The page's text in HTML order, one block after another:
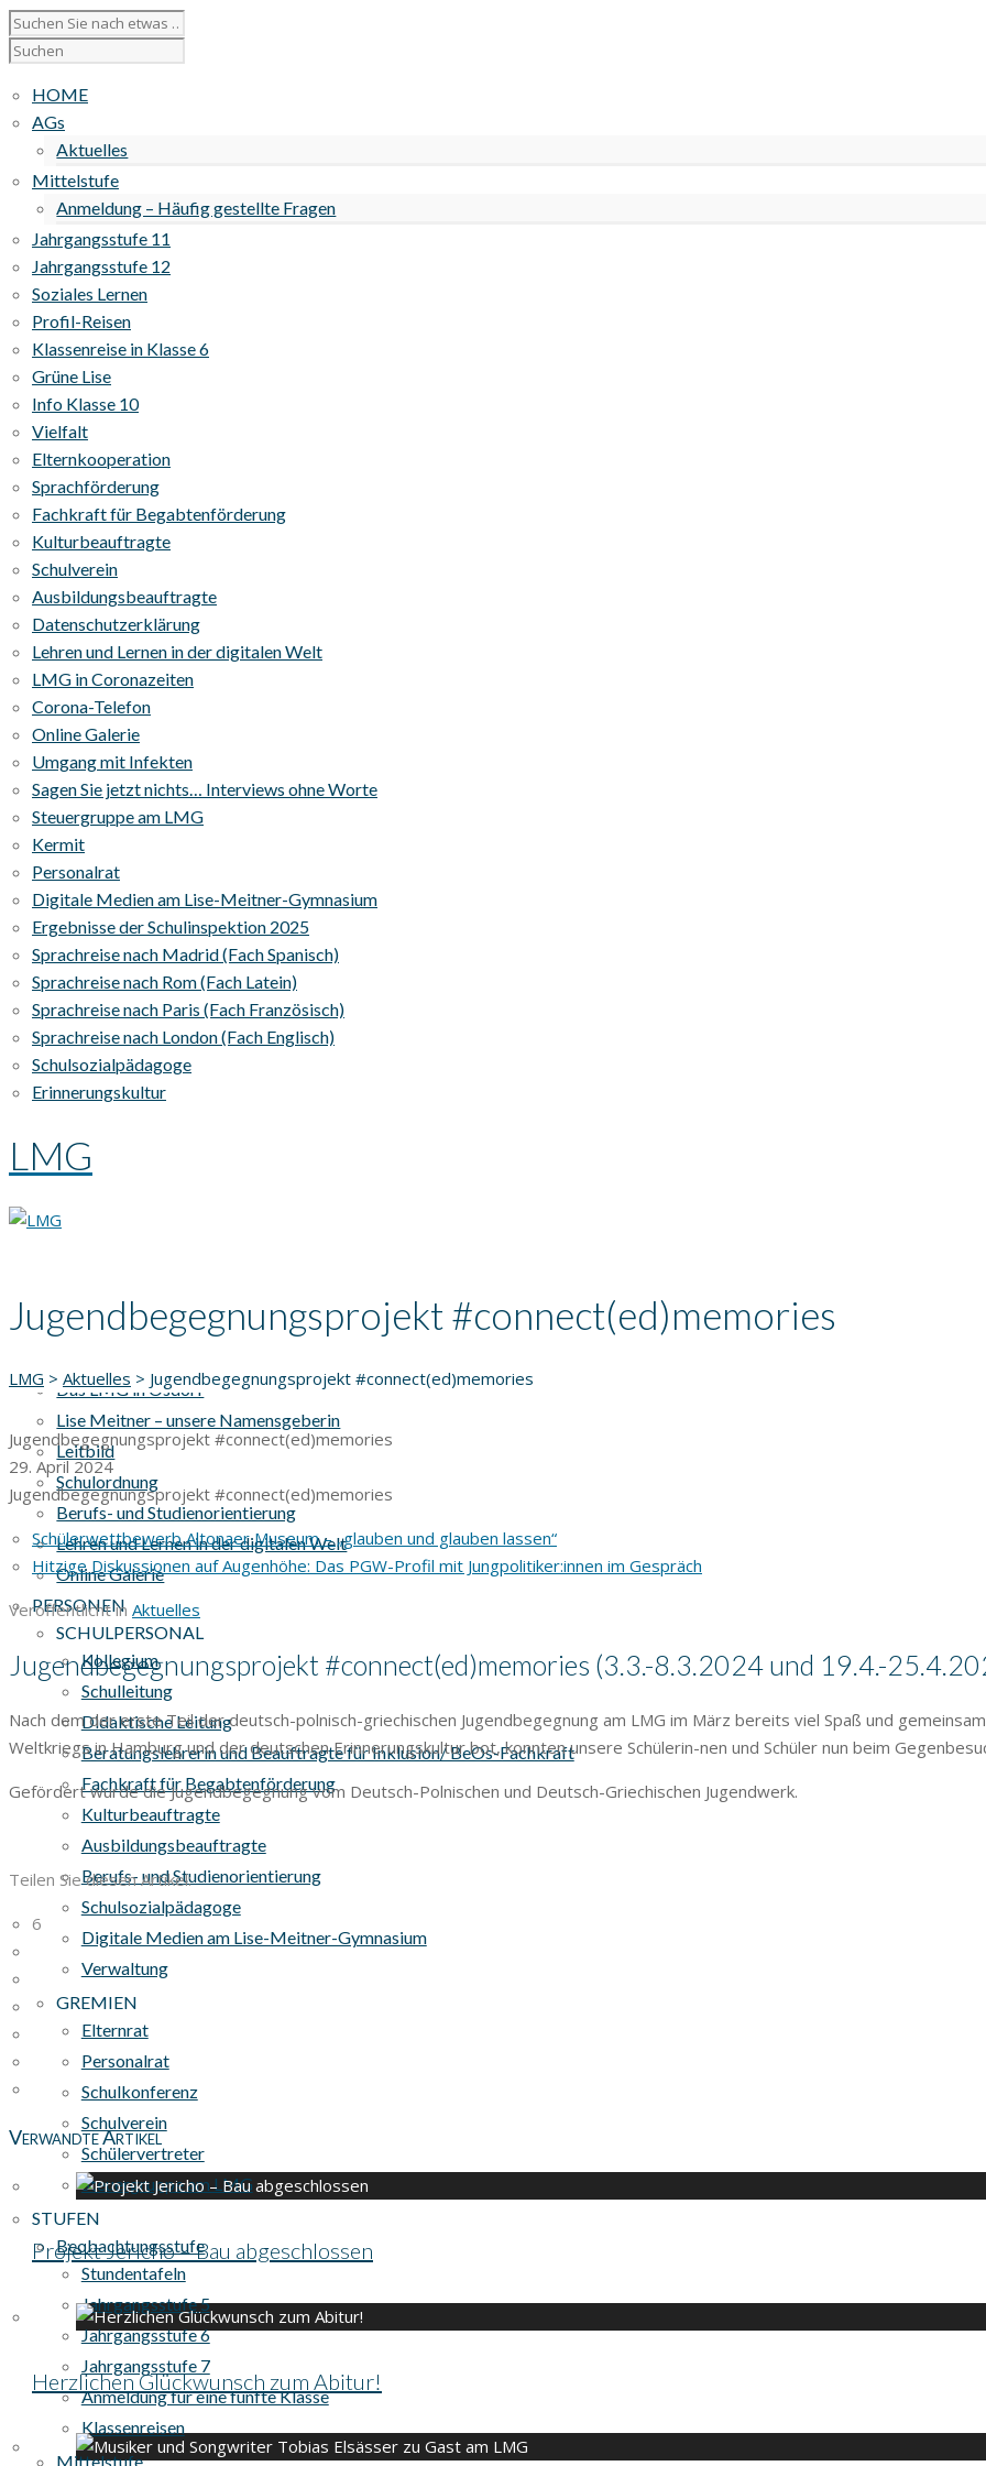
HOME
AGs
Aktuelles
Mittelstufe
Anmeldung – Häufig gestellte Fragen
Jahrgangsstufe 11
Jahrgangsstufe 12
Soziales Lernen
Profil-Reisen
Klassenreise in Klasse 6
Grüne Lise
Info Klasse 10
Vielfalt
Elternkooperation
Sprachförderung
Fachkraft für Begabtenförderung
Kulturbeauftragte
Schulverein
Ausbildungsbeauftragte
Datenschutzerklärung
Lehren und Lernen in der digitalen Welt
LMG in Coronazeiten
Corona-Telefon
Online Galerie
Umgang mit Infekten
Sagen Sie jetzt nichts… Interviews ohne Worte
Steuergruppe am LMG
Kermit
Personalrat
Digitale Medien am Lise-Meitner-Gymnasium
Ergebnisse der Schulinspektion 2025
Sprachreise nach Madrid (Fach Spanisch)
Sprachreise nach Rom (Fach Latein)
Sprachreise nach Paris (Fach Französisch)
Sprachreise nach London (Fach Englisch)
Schulsozialpädagoge
Erinnerungskultur
LMG
AKTUELLES
Das LMG in Osdorf
Lise Meitner – unsere Namensgeberin
Leitbild
Schulordnung
Berufs- und Studienorientierung
Lehren und Lernen in der digitalen Welt
Online Galerie
PERSONEN
SCHULPERSONAL
Kollegium
Schulleitung
Didaktische Leitung
Beratungslehrerin und Beauftragte für Inklusion/ BeOs-Fachkraft
Fachkraft für Begabtenförderung
Kulturbeauftragte
Ausbildungsbeauftragte
Berufs- und Studienorientierung
Schulsozialpädagoge
Digitale Medien am Lise-Meitner-Gymnasium
Verwaltung
GREMIEN
Elternrat
Personalrat
Schulkonferenz
Schulverein
Schülervertreter
Steuergruppe am LMG
STUFEN
Beobachtungsstufe
Stundentafeln
Jahrgangsstufe 5
Jahrgangsstufe 6
Jahrgangsstufe 7
Anmeldung für eine fünfte Klasse
Klassenreisen
Mittelstufe
Jugendbegegnungsprojekt #connect(ed)memories
LMG > Aktuelles > Jugendbegegnungsprojekt #connect(ed)memories
Jugendbegegnungsprojekt #connect(ed)memories
29. April 2024
Jugendbegegnungsprojekt #connect(ed)memories
Schülerwettbewerb Altonaer Museum – „glauben und glauben lassen“
Hitzige Diskussionen auf Augenhöhe: Das PGW-Profil mit Jungpolitiker:innen im Gespräch
Veröffentlicht in Aktuelles
Jugendbegegnungsprojekt #connect(ed)memories (3.3.-8.3.2024 und 19.4.-
Nach dem der erste Teil der deutsch-polnisch-griechischen Jugendbegegnung am LMG im März bereits viel Spaß und
Weltkriegs in Hamburg und der deutschen Erinnerungskultur bot, konnten unsere Schülerin-nen und Schüler nun beim
Gefördert wurde die Jugendbegegnung vom Deutsch-Polnischen und Deutsch-Griechischen Jugendwerk.
Teilen Sie diesen Artikel:
6
Verwandte Artikel
Projekt Jericho – Bau abgeschlossen
Herzlichen Glückwunsch zum Abitur!